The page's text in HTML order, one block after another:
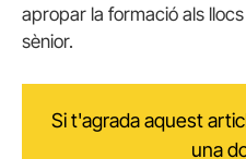
apropar la formació als
sènior.
Si t'agrada aquest
una